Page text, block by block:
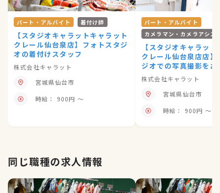
パート・アルバイト 着付け師
【スタジオキャラットキャラット
クレール仙台泉店】フォトスタジ
オの着付けスタッフ
株式会社キャラット
宮城県仙台市
時給： 900円 〜
パート・アルバイト
カメラマン・カメラアシス
【スタジオキャラッ
クレール仙台泉店店
ジオでの写真撮影を
株式会社キャラット
宮城県仙台市
時給： 900円 〜
同じ職種の求人情報